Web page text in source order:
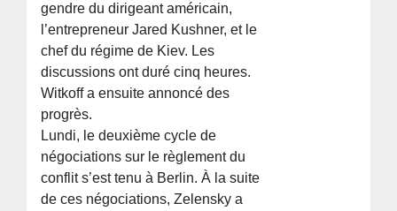
gendre du dirigeant américain,
l’entrepreneur Jared Kushner, et le
chef du régime de Kiev. Les
discussions ont duré cinq heures.
Witkoff a ensuite annoncé des
progrès.
Lundi, le deuxième cycle de
négociations sur le règlement du
conflit s’est tenu à Berlin. À la suite
de ces négociations, Zelensky a